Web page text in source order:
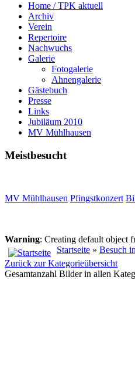
Home / TPK aktuell
Archiv
Verein
Repertoire
Nachwuchs
Galerie
Fotogalerie
Ahnengalerie
Gästebuch
Presse
Links
Jubiläum 2010
MV Mühlhausen
Meistbesucht
MV Mühlhausen Pfingstkonzert
Warning: Creating default object
Startseite » Besuch
Zurück zur Kategorieübersicht
Gesamtanzahl Bilder in allen